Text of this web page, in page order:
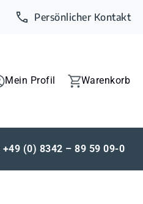
Persönlicher Kontakt
Mein Profil Warenkorb
+49 (0) 8342 – 89 59 09-0